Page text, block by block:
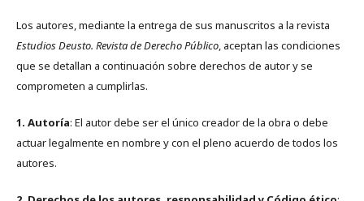
Los autores, mediante la entrega de sus manuscritos a la revista
Estudios Deusto. Revista de Derecho Público, aceptan las condiciones
que se detallan a continuación sobre derechos de autor y se
comprometen a cumplirlas.
1. Autoría: El autor debe ser el único creador de la obra o debe
actuar legalmente en nombre y con el pleno acuerdo de todos los
autores.